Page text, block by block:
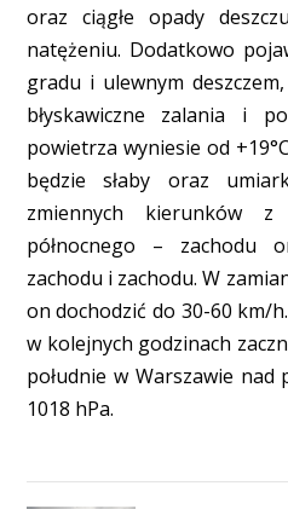
oraz ciągłe opady
natężeniu. Dodatkowo
gradu i ulewnym
błyskawiczne zalania i
powietrza wyniesie od
będzie słaby oraz
zmiennych kierunków
północnego – zachodu
zachodu i zachodu. W
on dochodzić do 30-60 km/
w kolejnych godzinach
południe w Warszawie nad
1018 hPa.